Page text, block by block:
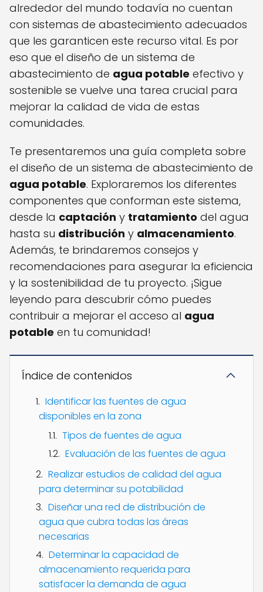
alrededor del mundo todavía no cuentan
con sistemas de abastecimiento adecuados
que les garanticen este recurso vital. Es por
eso que el diseño de un sistema de
abastecimiento de agua potable efectivo y
sostenible se vuelve una tarea crucial para
mejorar la calidad de vida de estas
comunidades.
Te presentaremos una guía completa sobre
el diseño de un sistema de abastecimiento de
agua potable. Exploraremos los diferentes
componentes que conforman este sistema,
desde la captación y tratamiento del agua
hasta su distribución y almacenamiento.
Además, te brindaremos consejos y
recomendaciones para asegurar la eficiencia
y la sostenibilidad de tu proyecto. ¡Sigue
leyendo para descubrir cómo puedes
contribuir a mejorar el acceso al agua
potable en tu comunidad!
Índice de contenidos
Identificar las fuentes de agua
disponibles en la zona
Tipos de fuentes de agua
Evaluación de las fuentes de agua
Realizar estudios de calidad del agua
para determinar su potabilidad
Diseñar una red de distribución de
agua que cubra todas las áreas
necesarias
Determinar la capacidad de
almacenamiento requerida para
satisfacer la demanda de agua